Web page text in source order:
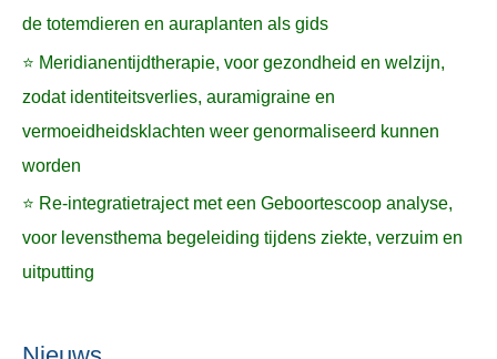
de totemdieren en auraplanten als gids
⭐ Meridianentijdtherapie, voor gezondheid en welzijn,
zodat identiteitsverlies, auramigraine en
vermoeidheidsklachten weer genormaliseerd kunnen
worden
⭐ Re-integratietraject met een Geboortescoop analyse,
voor levensthema begeleiding tijdens ziekte, verzuim en
uitputting